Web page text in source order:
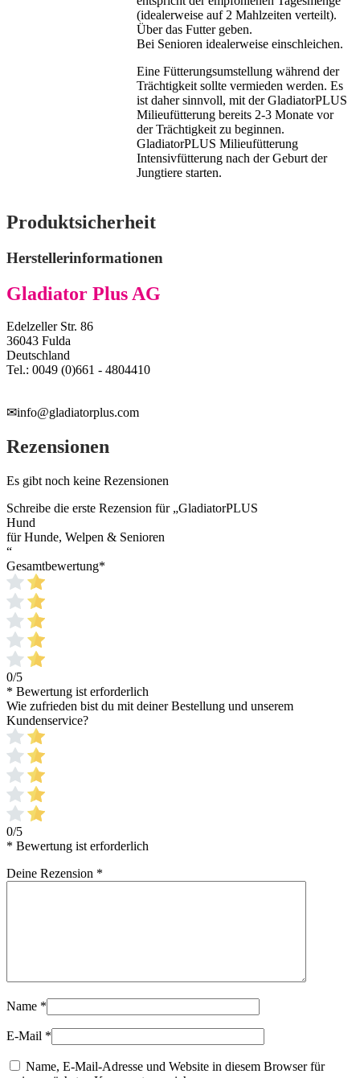
(idealerweise auf 2 Mahlzeiten verteilt).
Über das Futter geben.
Bei Senioren idealerweise einschleichen.
Eine Fütterungsumstellung während der
Trächtigkeit sollte vermieden werden. Es
ist daher sinnvoll, mit der GladiatorPLUS
Milieufütterung bereits 2-3 Monate vor
der Trächtigkeit zu beginnen.
GladiatorPLUS Milieufütterung
Intensivfütterung nach der Geburt der
Jungtiere starten.
Produktsicherheit
Herstellerinformationen
Gladiator Plus AG
Edelzeller Str. 86
36043 Fulda
Deutschland
Tel.: 0049 (0)661 - 4804410
✉info@gladiatorplus.com
Rezensionen
Es gibt noch keine Rezensionen
Schreibe die erste Rezension für „GladiatorPLUS
Hund
für Hunde, Welpen & Senioren
“
Gesamtbewertung*
0/5
* Bewertung ist erforderlich
Wie zufrieden bist du mit deiner Bestellung und unserem
Kundenservice?
0/5
* Bewertung ist erforderlich
Deine Rezension *
Name *
E-Mail *
Name, E-Mail-Adresse und Website in diesem Browser für